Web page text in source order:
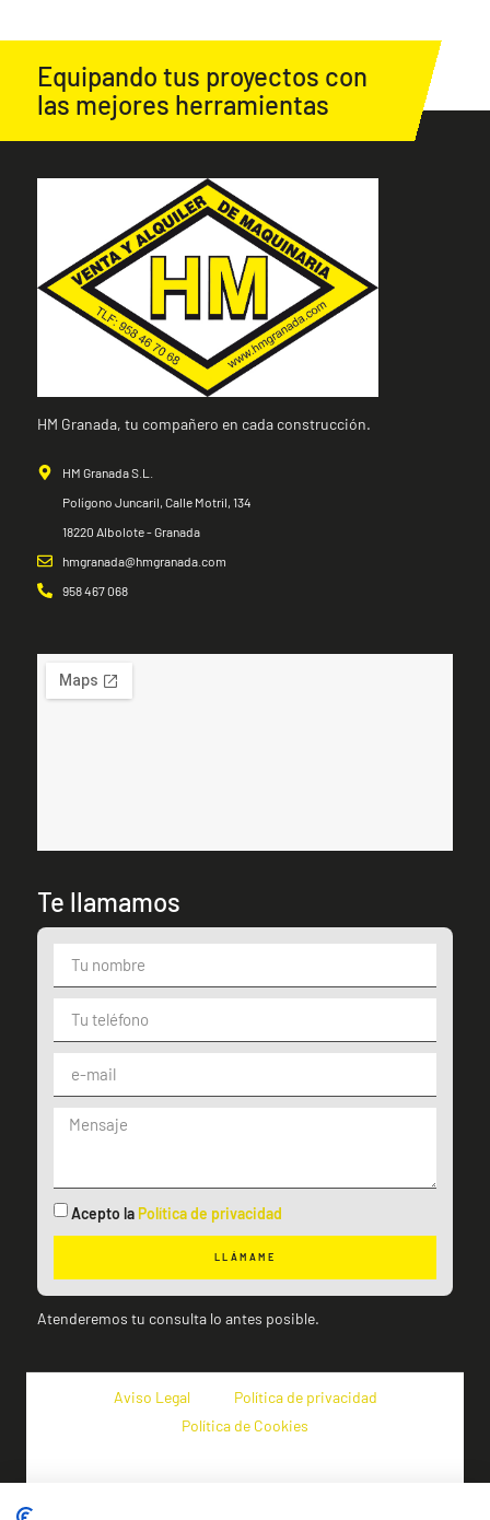
Equipando tus proyectos con
las mejores herramientas
HM Granada, tu compañero en cada construcción.
HM Granada S.L.
Polígono Juncaril, Calle Motril, 134
18220 Albolote - Granada
hmgranada@hmgranada.com
958 467 068
Te llamamos
Acepto la Política de privacidad
LLÁMAME
Atenderemos tu consulta lo antes posible.
Aviso Legal
Política de privacidad
Política de Cookies